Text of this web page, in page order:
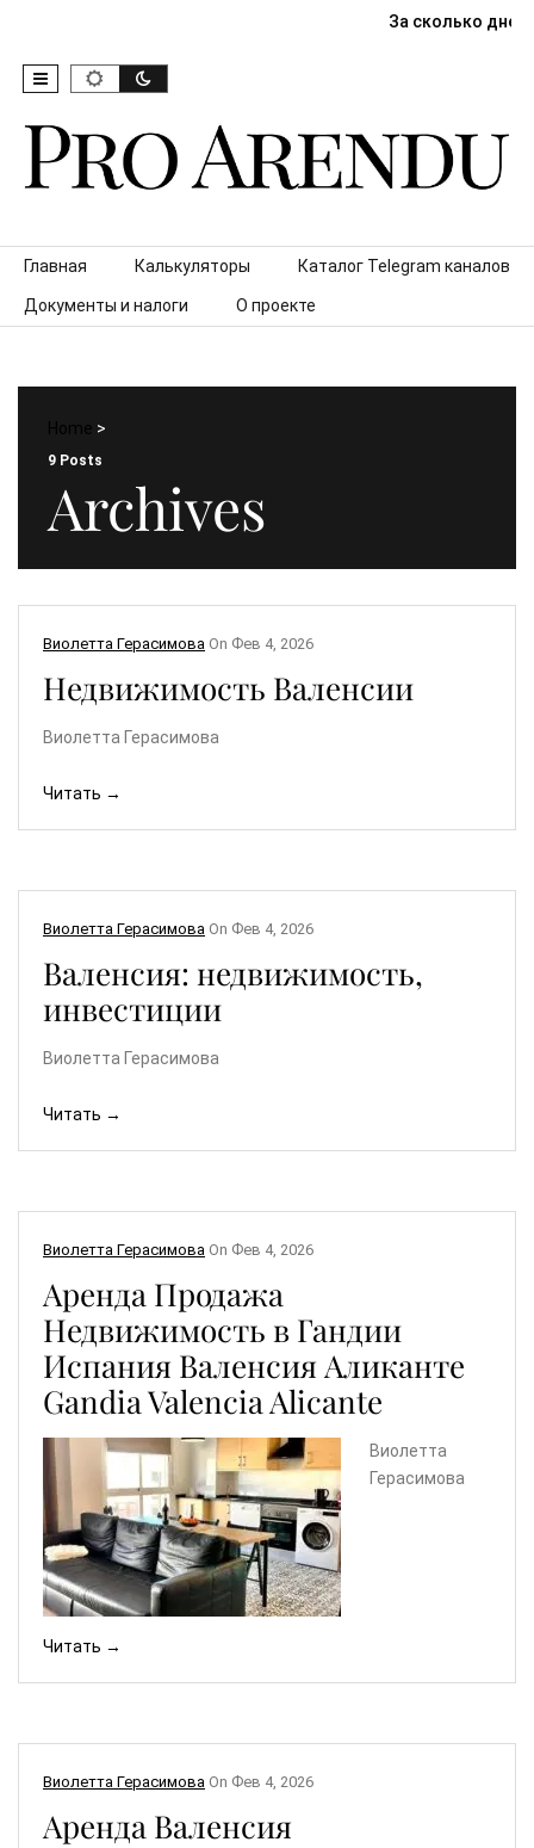
За сколько дней
Skip to content
Главная Калькуляторы Каталог Telegram каналов
Документы и налоги О проекте
Home >
9 Posts
Archives
Виолетта Герасимова On Фев 4, 2026
Недвижимость Валенсии
Виолетта Герасимова
Читать →
Виолетта Герасимова On Фев 4, 2026
Валенсия: недвижимость,
инвестиции
Виолетта Герасимова
Читать →
Виолетта Герасимова On Фев 4, 2026
Аренда Продажа
Недвижимость в Гандии
Испания Валенсия Аликанте
Gandia Valencia Alicante
Виолетта
Герасимова
Читать →
Виолетта Герасимова On Фев 4, 2026
Аренда Валенсия